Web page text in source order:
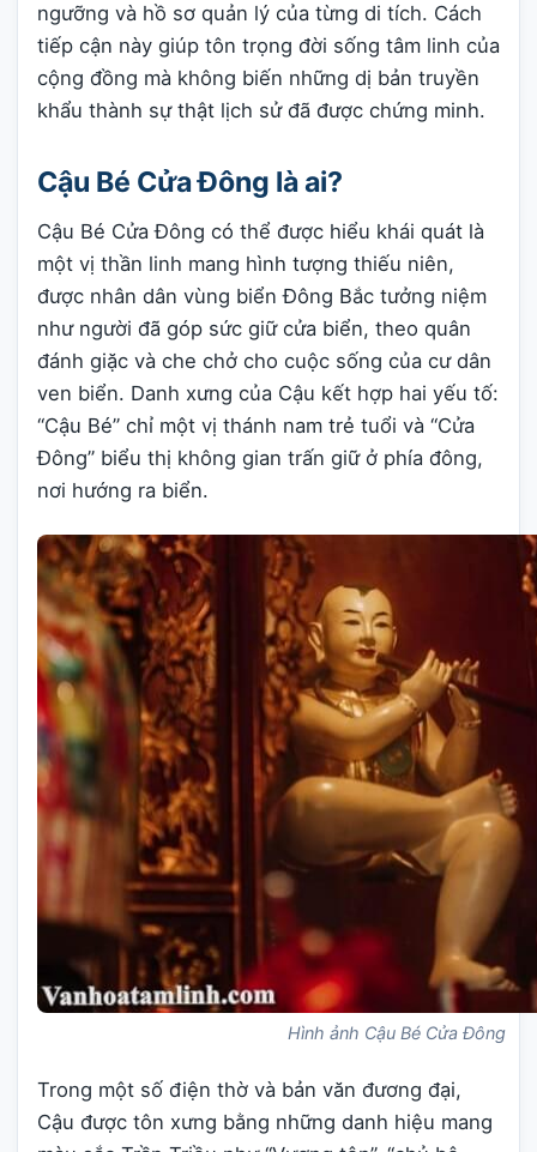
ngưỡng và hồ sơ quản lý của từng di tích. Cách
tiếp cận này giúp tôn trọng đời sống tâm linh của
cộng đồng mà không biến những dị bản truyền
khẩu thành sự thật lịch sử đã được chứng minh.
Cậu Bé Cửa Đông là ai?
Cậu Bé Cửa Đông có thể được hiểu khái quát là
một vị thần linh mang hình tượng thiếu niên,
được nhân dân vùng biển Đông Bắc tưởng niệm
như người đã góp sức giữ cửa biển, theo quân
đánh giặc và che chở cho cuộc sống của cư dân
ven biển. Danh xưng của Cậu kết hợp hai yếu tố:
“Cậu Bé” chỉ một vị thánh nam trẻ tuổi và “Cửa
Đông” biểu thị không gian trấn giữ ở phía đông,
nơi hướng ra biển.
Hình ảnh Cậu Bé Cửa Đông
Trong một số điện thờ và bản văn đương đại,
Cậu được tôn xưng bằng những danh hiệu mang